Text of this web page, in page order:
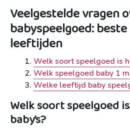
Veelgestelde vragen
babyspeelgoed:
leeftijden
Welk soort speelgoed is
Welk speelgoed baby 1
Welke leeftijd baby
Welk soort speelgoed
baby’s?